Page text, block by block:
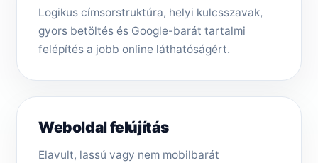
Logikus címsorstruktúra, helyi kulcsszavak,
gyors betöltés és Google-barát tartalmi
felépítés a jobb online láthatóságért.
Weboldal felújítás
Elavult, lassú vagy nem mobilbarát